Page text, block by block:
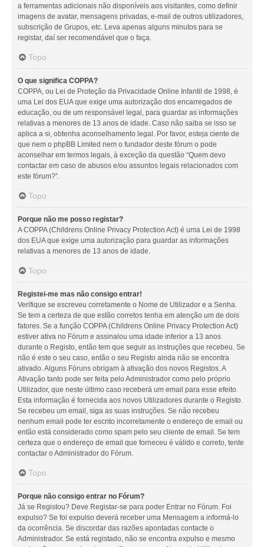
a ferramentas adicionais não disponíveis aos visitantes, como definir
imagens de avatar, mensagens privadas, e-mail de outros utilizadores,
subscrição de Grupos, etc. Leva apenas alguns minutos para se
registar, daí ser recomendável que o faça.
Topo
O que significa COPPA?
COPPA, ou Lei de Proteção da Privacidade Online Infantil de 1998, é
uma Lei dos EUA que exige uma autorização dos encarregados de
educação, ou de um responsável legal, para guardar as informações
relativas a menores de 13 anos de idade. Caso não saiba se isso se
aplica a si, obtenha aconselhamento legal. Por favor, esteja ciente de
que nem o phpBB Limited nem o fundador deste fórum o pode
aconselhar em termos legais, à exceção da questão “Quem devo
contactar em caso de abusos e/ou assuntos legais relacionados com
este fórum?”.
Topo
Porque não me posso registar?
A COPPA (Childrens Online Privacy Protection Act) é uma Lei de 1998
dos EUA que exige uma autorização para guardar as informações
relativas a menores de 13 anos de idade.
Topo
Registei-me mas não consigo entrar!
Verifique se escreveu corretamente o Nome de Utilizador e a Senha.
Se tem a certeza de que estão corretos tenha em atenção um de dois
fatores. Se a função COPPA (Childrens Online Privacy Protection Act)
estiver ativa no Fórum e assinalou uma idade inferior a 13 anos
durante o Registo, então tem que seguir as instruções que recebeu. Se
não é este o seu caso, então o seu Registo ainda não se encontra
ativado. Alguns Fóruns obrigam à ativação dos novos Registos. A
Ativação tanto pode ser feita pelo Administrador como pelo próprio
Utilizador, que neste último caso receberá um email para esse efeito.
Esta informação é fornecida aos novos Utilizadores durante o Registo.
Se recebeu um email, siga as suas instruções. Se não recebeu
nenhum email pode ter escrito incorretamente o endereço de email ou
então está considerado como spam pelo seu cliente de email. Se tem
certeza que o endereço de email que forneceu é válido e correto, tente
contactar o Administrador do Fórum.
Topo
Porque não consigo entrar no Fórum?
Já se Registou? Deve Registar-se para poder Entrar no Fórum. Foi
expulso? Se foi expulso deverá receber uma Mensagem a informá-lo
da ocorrência. Se discordar das razões apontadas contacte o
Administrador. Se está registado, não se encontra expulso e mesmo